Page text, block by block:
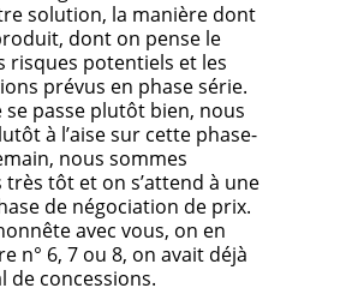
solution, la manière dont
dont on pense le
risques potentiels et les
prévus en phase série.
se passe plutôt bien, nous
à l’aise sur cette phase-
nous sommes
très tôt et on s’attend à une
de négociation de prix.
avec vous, on en
n° 6, 7 ou 8, on avait déjà
de concessions.